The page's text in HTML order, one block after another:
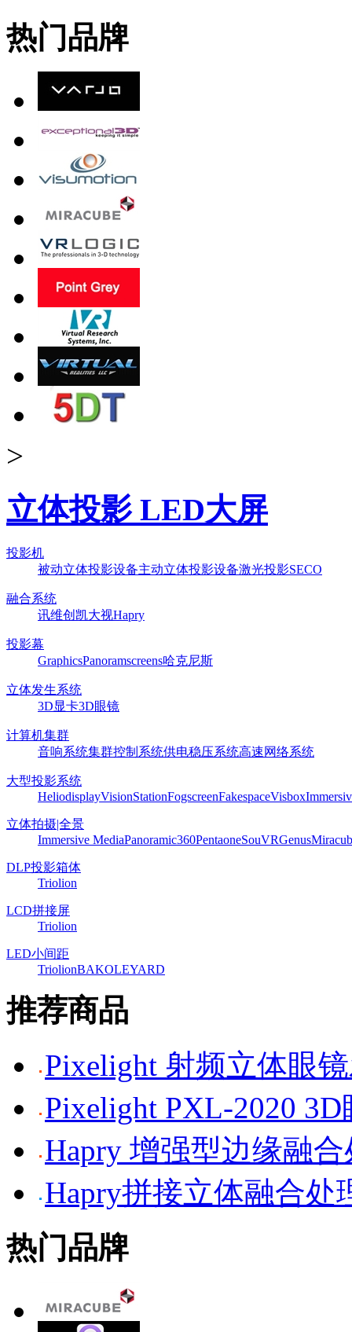
热门品牌
>
立体投影 LED大屏
投影机
被动立体投影设备主动立体投影设备激光投影SECO
融合系统
讯维创凯大视Hapry
投影幕
GraphicsPanoramscreens哈克尼斯
立体发生系统
3D显卡3D眼镜
计算机集群
音响系统集群控制系统供电稳压系统高速网络系统
大型投影系统
HeliodisplayVisionStationFogscreenFakespaceVisbox
立体拍摄|全景
Immersive MediaPanoramic360PentaoneSouVRGenus
DLP投影箱体
Triolion
LCD拼接屏
Triolion
LED小间距
TriolionBAKOLEYARD
推荐商品
Pixelight 射频立体眼
Pixelight PXL-2020 3D
Hapry 增强型边缘融
Hapry拼接立体融合处
热门品牌